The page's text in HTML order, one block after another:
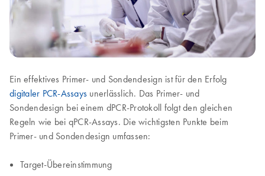
Ein effektives Primer- und Sondendesign ist für den Erfolg
digitaler PCR-Assays unerlässlich. Das Primer- und
Sondendesign bei einem dPCR-Protokoll folgt den gleichen
Regeln wie bei qPCR-Assays. Die wichtigsten Punkte beim
Primer- und Sondendesign umfassen:
Target-Übereinstimmung